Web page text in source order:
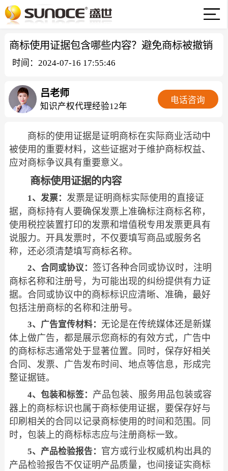
商标使用证据包含哪些内容？避免商标被撤销
时间：2024-07-16 17:55:46
吕老师
知识产权代理经验12年
电话咨询
商标的使用证据是证明商标在实际商业活动中
被使用的重要材料，这些证据对于维护商标权益、
应对商标争议具有重要意义。
商标使用证据的内容
1、发票： 发票是证明商标实际使用的直接证
据，商标持有人要确保发票上准确标注商标名称，
使用税控装置打印的发票和增值税专用发票更具有
说服力。开具发票时，不仅要填写商品或服务名
称，还必须清楚填写商标名称。
2、合同或协议： 签订各种合同或协议时，注明
商标名称和注册号，为可能出现的纠纷提供有力证
据。合同或协议中的商标标识应清晰、准确，最好
包括注册商标的名称和注册号。
3、广告宣传材料： 无论是在传统媒体还是新媒
体上做广告，都是展示您商标的有效方式，广告中
的商标标志通常处于显著位置。同时，保存好相关
合同、发票、广告发布时间、地点等信息，形成完
整证据链。
4、包装和标签： 产品包装、服务用品包装或容
器上的商标标识也属于商标使用证据，要保存好与
印刷相关的合同以记录商标使用的时间和范围。同
时，包装上的商标标志应与注册商标一致。
5、产品检验报告： 官方或行业权威机构出具的
产品检验报告不仅证明产品质量，也间接证实商标